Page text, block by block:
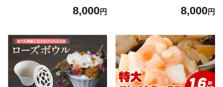
8,000円 8,000円